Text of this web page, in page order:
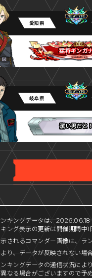
愛知県
猛将ギンガ
猛将ギンガ
猛将ギンガ
岐阜県
潔い男だと
潔い男だと
潔い男だと
キングデータは、2026.06.18
ング表示の更新は開催期間中1
されるコマンダー画像は、ラ
り、データが反映されない場
キングデータの通信状況によ
なる場合がございますので予